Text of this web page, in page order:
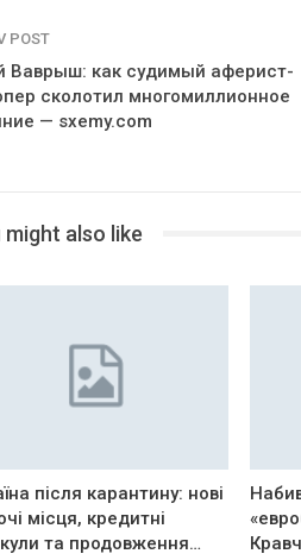
POST
Ваврыш: как судимый аферист-
сколотил многомиллионное
— sxemy.com
might also like
після карантину: нові
місця, кредитні
та продовження…